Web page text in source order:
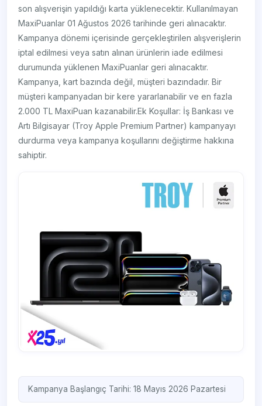
son alışverişin yapıldığı karta yüklenecektir. Kullanılmayan
MaxiPuanlar 01 Ağustos 2026 tarihinde geri alınacaktır.
Kampanya dönemi içerisinde gerçekleştirilen alışverişlerin
iptal edilmesi veya satın alınan ürünlerin iade edilmesi
durumunda yüklenen MaxiPuanlar geri alınacaktır.
Kampanya, kart bazında değil, müşteri bazındadır. Bir
müşteri kampanyadan bir kere yararlanabilir ve en fazla
2.000 TL MaxiPuan kazanabilir.Ek Koşullar: İş Bankası ve
Artı Bilgisayar (Troy Apple Premium Partner) kampanyayı
durdurma veya kampanya koşullarını değiştirme hakkına
sahiptir.
Kampanya Başlangıç Tarihi: 18 Mayıs 2026 Pazartesi